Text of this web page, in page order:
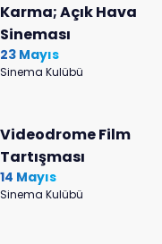
Karma; Açık Hava
Sineması
23 Mayıs
Sinema Kulübü
Videodrome Film
Tartışması
14 Mayıs
Sinema Kulübü